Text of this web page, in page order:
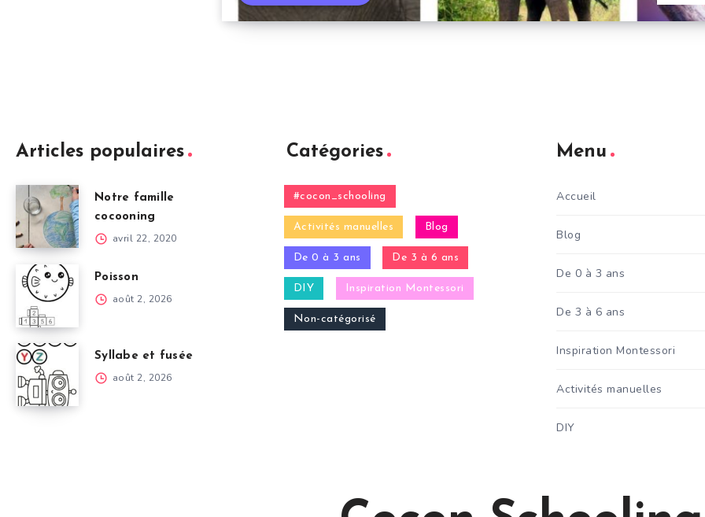
Articles populaires
Notre famille
cocooning
avril 22, 2020
Poisson
août 2, 2026
Syllabe et fusée
août 2, 2026
Catégories
#cocon_schooling
Activités manuelles Blog
De 0 à 3 ans De 3 à 6 ans
DIY Inspiration Montessori
Non-catégorisé
Menu
Accueil
Blog
De 0 à 3 ans
De 3 à 6 ans
Inspiration Montessori
Activités manuelles
DIY